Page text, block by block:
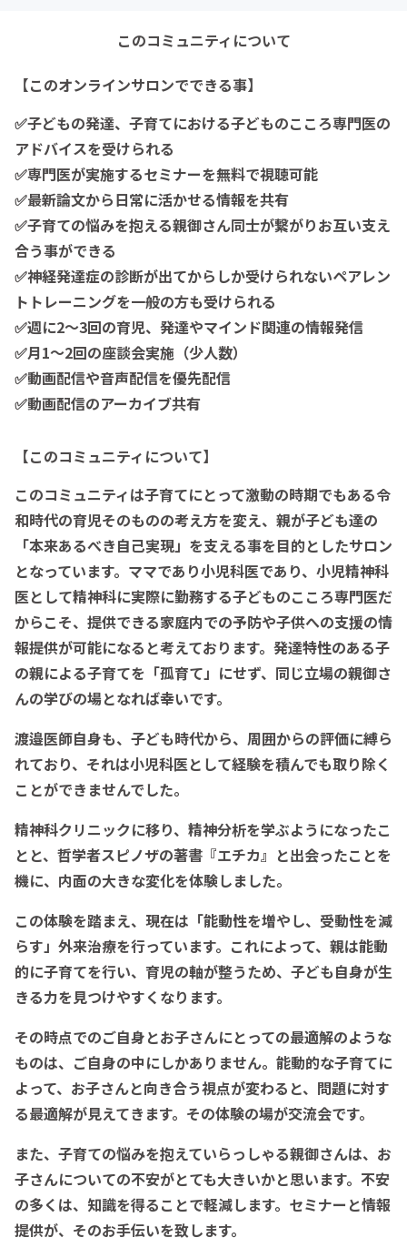
このコミュニティについて
【このオンラインサロンでできる事】
✅子どもの発達、子育てにおける子どものこころ専門医の
アドバイスを受けられる
✅専門医が実施するセミナーを無料で視聴可能
✅最新論文から日常に活かせる情報を共有
✅子育ての悩みを抱える親御さん同士が繋がりお互い支え
合う事ができる
✅神経発達症の診断が出てからしか受けられないペアレン
トトレーニングを一般の方も受けられる
✅週に2～3回の育児、発達やマインド関連の情報発信
✅月1～2回の座談会実施（少人数）
✅動画配信や音声配信を優先配信
✅動画配信のアーカイブ共有
【このコミュニティについて】
このコミュニティは子育てにとって激動の時期でもある令
和時代の育児そのものの考え方を変え、親が子ども達の
「本来あるべき自己実現」を支える事を目的としたサロン
となっています。ママであり小児科医であり、小児精神科
医として精神科に実際に勤務する子どものこころ専門医だ
からこそ、提供できる家庭内での予防や子供への支援の情
報提供が可能になると考えております。発達特性のある子
の親による子育てを「孤育て」にせず、同じ立場の親御さ
んの学びの場となれば幸いです。
渡邉医師自身も、子ども時代から、周囲からの評価に縛ら
れており、それは小児科医として経験を積んでも取り除く
ことができ ませんでした。
精神科クリニックに移り、精神分析を学ぶようになったこ
とと、哲学者スピノザの著書『エチカ』と出会ったことを
機に、内面の大きな変化を体験しました。
この体験を踏まえ、現在は「能動性を増やし、受動性を減
らす」外来治療を行っています。これによって、親は能動
的に子育てを行い、育児の軸が整うため、子ども自身が生
きる力を見つけやすくなります。
その時点でのご自身とお子さんにとっての最適解のような
ものは、ご自身の中にしかありません。能動的な子育てに
よって、お子さんと向き合う視点が変わると、問題に対す
る最適解が見えてきます。その体験の場が交流会です。
また、子育ての悩みを抱えていらっしゃる親御さんは、お
子さんについての不安がとても大きいかと思います。不安
の多くは、知識を得ることで軽減します。セミナーと情報
提供が、そのお手伝いを致します。